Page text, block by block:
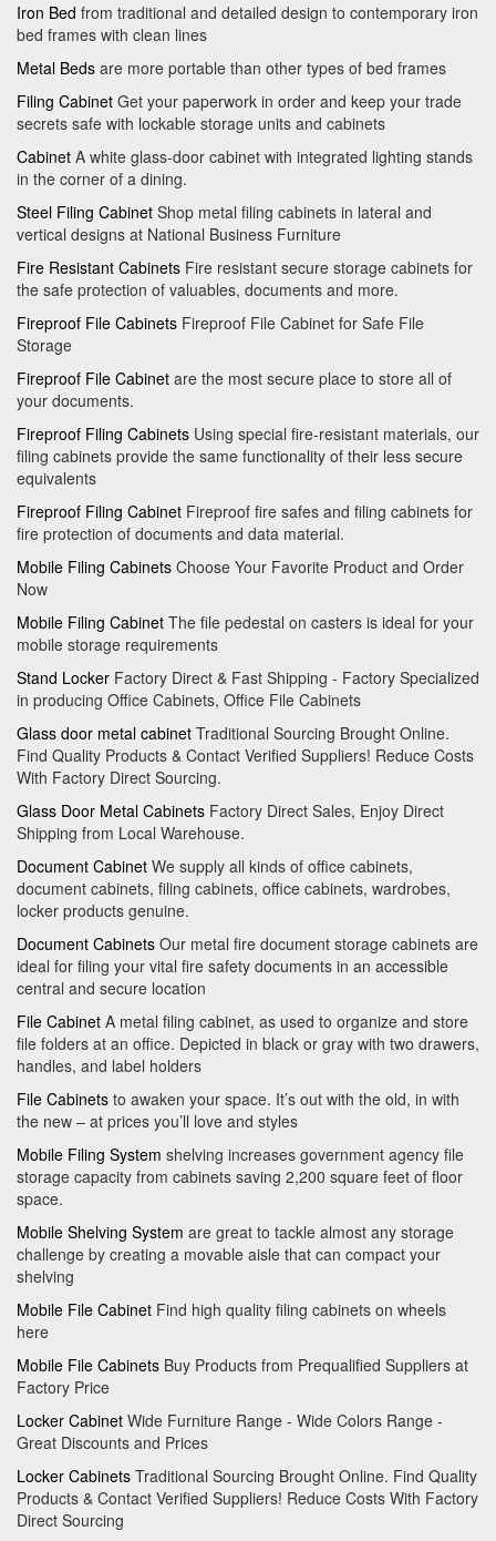
Iron Bed from traditional and detailed design to contemporary iron
bed frames with clean lines
Metal Beds are more portable than other types of bed frames
Filing Cabinet Get your paperwork in order and keep your trade
secrets safe with lockable storage units and cabinets
Cabinet A white glass-door cabinet with integrated lighting stands
in the corner of a dining.
Steel Filing Cabinet Shop metal filing cabinets in lateral and
vertical designs at National Business Furniture
Fire Resistant Cabinets Fire resistant secure storage cabinets for
the safe protection of valuables, documents and more.
Fireproof File Cabinets Fireproof File Cabinet for Safe File
Storage
Fireproof File Cabinet are the most secure place to store all of
your documents.
Fireproof Filing Cabinets Using special fire-resistant materials, our
filing cabinets provide the same functionality of their less secure
equivalents
Fireproof Filing Cabinet Fireproof fire safes and filing cabinets for
fire protection of documents and data material.
Mobile Filing Cabinets Choose Your Favorite Product and Order
Now
Mobile Filing Cabinet The file pedestal on casters is ideal for your
mobile storage requirements
Stand Locker Factory Direct & Fast Shipping - Factory Specialized
in producing Office Cabinets, Office File Cabinets
Glass door metal cabinet Traditional Sourcing Brought Online.
Find Quality Products & Contact Verified Suppliers! Reduce Costs
With Factory Direct Sourcing.
Glass Door Metal Cabinets Factory Direct Sales, Enjoy Direct
Shipping from Local Warehouse.
Document Cabinet We supply all kinds of office cabinets,
document cabinets, filing cabinets, office cabinets, wardrobes,
locker products genuine.
Document Cabinets Our metal fire document storage cabinets are
ideal for filing your vital fire safety documents in an accessible
central and secure location
File Cabinet A metal filing cabinet, as used to organize and store
file folders at an office. Depicted in black or gray with two drawers,
handles, and label holders
File Cabinets to awaken your space. It’s out with the old, in with
the new – at prices you’ll love and styles
Mobile Filing System shelving increases government agency file
storage capacity from cabinets saving 2,200 square feet of floor
space.
Mobile Shelving System are great to tackle almost any storage
challenge by creating a movable aisle that can compact your
shelving
Mobile File Cabinet Find high quality filing cabinets on wheels
here
Mobile File Cabinets Buy Products from Prequalified Suppliers at
Factory Price
Locker Cabinet Wide Furniture Range - Wide Colors Range -
Great Discounts and Prices
Locker Cabinets Traditional Sourcing Brought Online. Find Quality
Products & Contact Verified Suppliers! Reduce Costs With Factory
Direct Sourcing